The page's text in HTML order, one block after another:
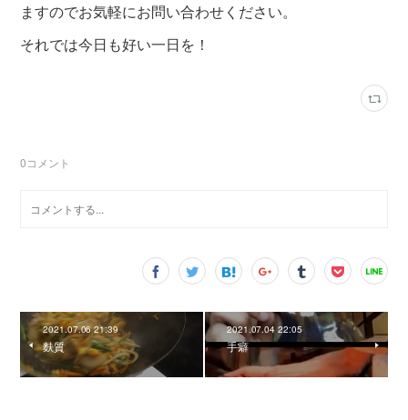
ますのでお気軽にお問い合わせください。
それでは今日も好い一日を！
0コメント
2021.07.06 21:39
麩質
2021.07.04 22:05
手癖